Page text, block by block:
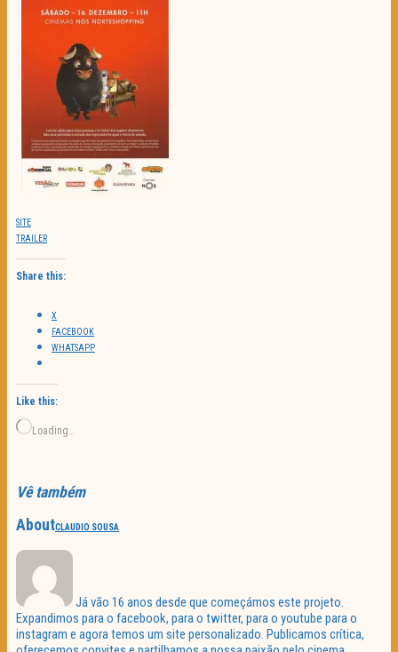
SITE
TRAILER
Share this:
X
FACEBOOK
WHATSAPP
Like this:
Loading…
Vê também
AboutCLAUDIO SOUSA
Já vão 16 anos desde que começámos este projeto.
Expandimos para o facebook, para o twitter, para o youtube para o
instagram e agora temos um site personalizado. Publicamos crítica,